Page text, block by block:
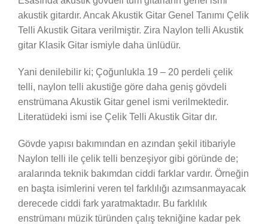
akustik gitardır. Ancak Akustik Gitar Genel Tanımı Çelik
Telli Akustik Gitara verilmiştir. Zira Naylon telli Akustik
gitar Klasik Gitar ismiyle daha ünlüdür.
Yani denilebilir ki; Çoğunlukla 19 – 20 perdeli çelik
telli, naylon telli akustiğe göre daha geniş gövdeli
enstrümana Akustik Gitar genel ismi verilmektedir.
Literatüdeki ismi ise Çelik Telli Akustik Gitar dır.
Gövde yapısı bakımından en azından şekil itibariyle
Naylon telli ile çelik telli benzeşiyor gibi göründe de;
aralarında teknik bakımdan ciddi farklar vardır. Örneğin
en başta isimlerini veren tel farklılığı azımsanmayacak
derecede ciddi fark yaratmaktadır. Bu farklılık
enstrümanı müzik türünden çalış tekniğine kadar pek